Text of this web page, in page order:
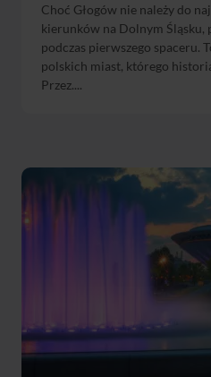
Choć Głogów nie należy do
kierunków na Dolnym Śląsku,
podczas pierwszego spaceru.
polskich miast, którego
Przez....